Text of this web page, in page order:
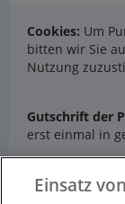
Cookies: Um
bitten wir Sie
Nutzung
Gutschrift der
erst einmal in
Entsperrung
Einsatz